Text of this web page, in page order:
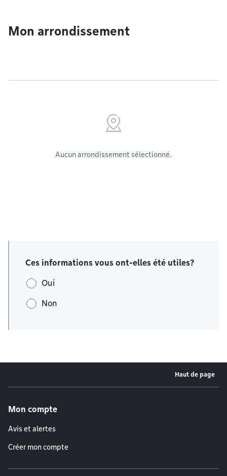
Mon arrondissement
Aucun arrondissement sélectionné.
Ces informations vous ont-elles été utiles?
Oui
Non
Haut de page
Mon compte
Avis et alertes
Créer mon compte